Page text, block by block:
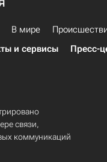
В мире
и сервисы Пресс-
связи,
коммуникаций